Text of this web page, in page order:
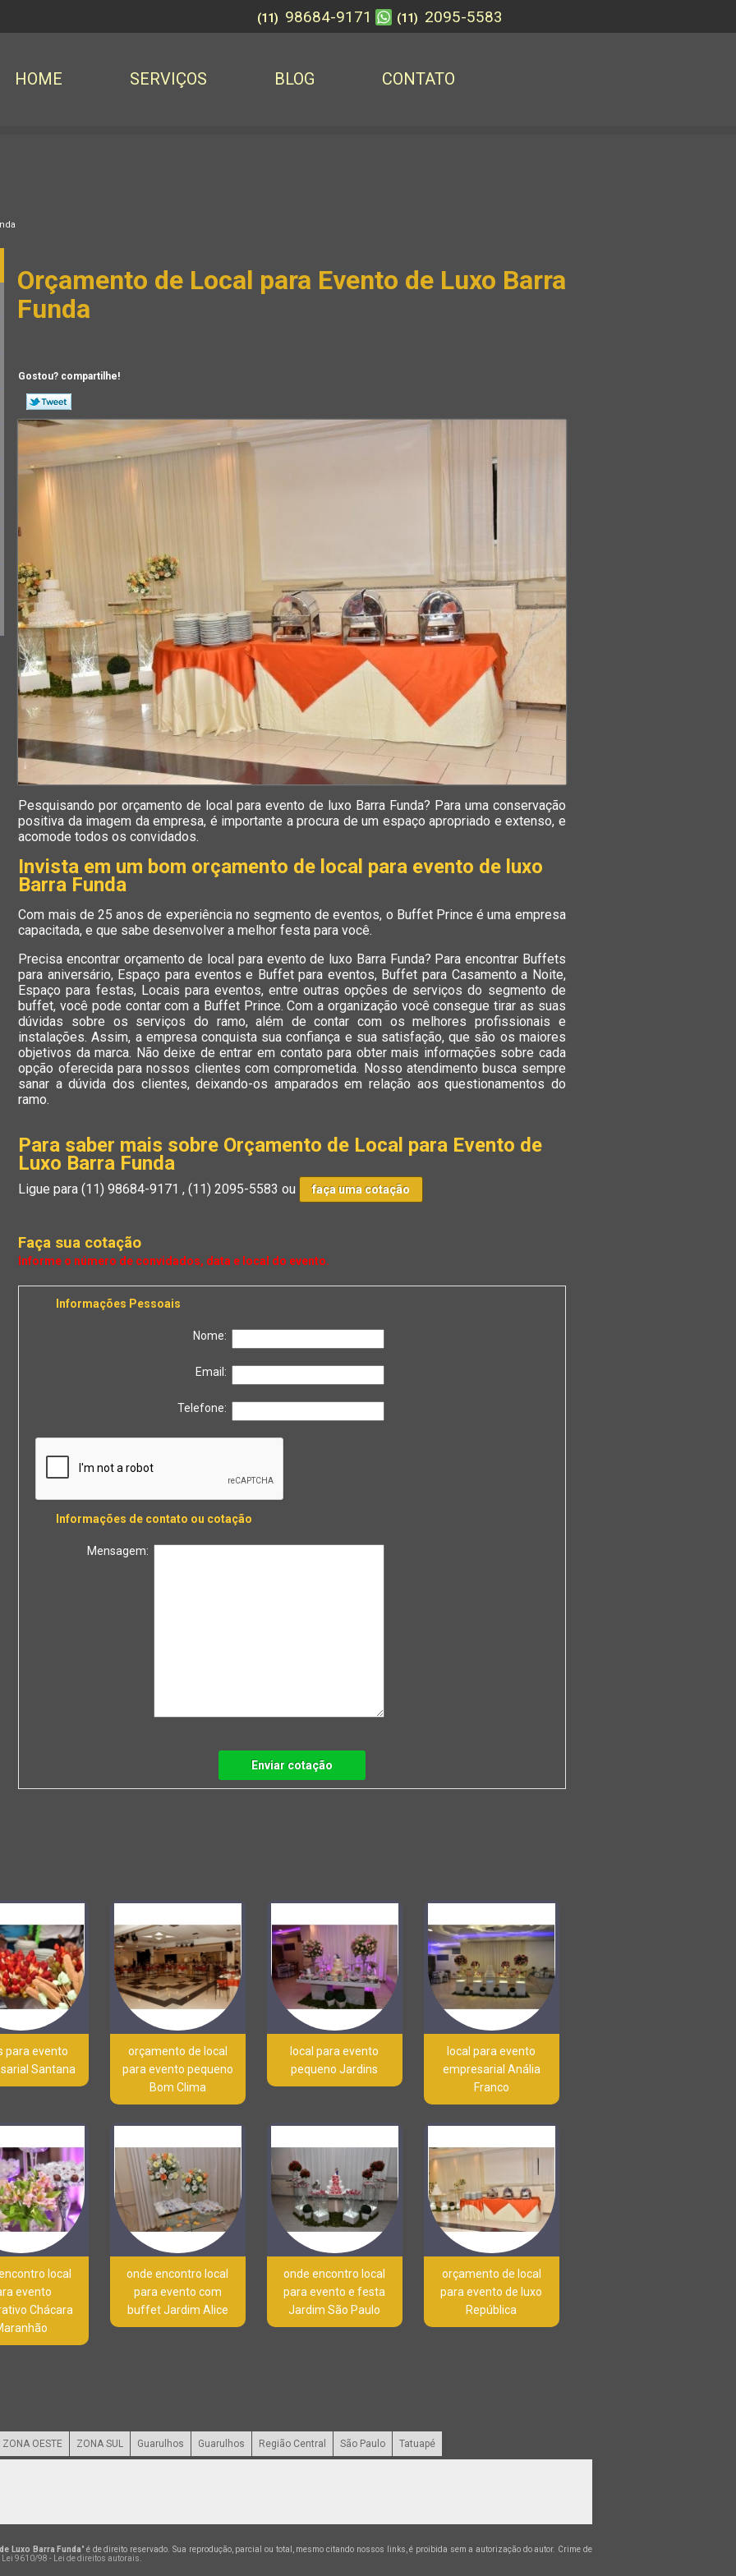
HOME SERVIÇOS BLOG CONTATO
(11) 98684-9171 (11) 2095-5583
Orçamento de Local para Evento de Luxo Barra
Funda
Gostou? compartilhe!
Pesquisando por orçamento de local para evento de luxo Barra Funda? Para uma conservação
positiva da imagem da empresa, é importante a procura de um espaço apropriado e extenso, e
acomode todos os convidados.
Invista em um bom orçamento de local para evento de luxo
Barra Funda
Com mais de 25 anos de experiência no segmento de eventos, o Buffet Prince é uma empresa
capacitada, e que sabe desenvolver a melhor festa para você.
Precisa encontrar orçamento de local para evento de luxo Barra Funda? Para encontrar Buffets
para aniversário, Espaço para eventos e Buffet para eventos, Buffet para Casamento a Noite,
Espaço para festas, Locais para eventos, entre outras opções de serviços do segmento de
buffet, você pode contar com a Buffet Prince. Com a organização você consegue tirar as suas
dúvidas sobre os serviços do ramo, além de contar com os melhores profissionais e
instalações. Assim, a empresa conquista sua confiança e sua satisfação, que são os maiores
objetivos da marca. Não deixe de entrar em contato para obter mais informações sobre cada
opção oferecida para nossos clientes com comprometida. Nosso atendimento busca sempre
sanar a dúvida dos clientes, deixando-os amparados em relação aos questionamentos do
ramo.
Para saber mais sobre Orçamento de Local para Evento de
Luxo Barra Funda
Ligue para(11) 98684-9171 ,(11) 2095-5583 ou faça uma cotação
Faça sua cotação
Informações Pessoais
Nome:
Email:
Telefone:
Informações de contato ou cotação
Mensagem:
Enviar cotação
para evento
Santana
orçamento de local
para evento pequeno
Bom Clima
local para evento
pequeno Jardins
local para evento
empresarial Anália
Franco
local
evento
Chácara
onde encontro local
para evento com
buffet Jardim Alice
onde encontro local
para evento e festa
Jardim São Paulo
orçamento de local
para evento de luxo
República
ZONA OESTE ZONA SUL Guarulhos Guarulhos Região Central São Paulo Tatuapé
Luxo Barra Funda" é de direito reservado. Sua reprodução, parcial ou total, mesmo citando nossos links, é proibida sem a autorização do autor. Crime de
Lei 9610/98 - Lei de direitos autorais